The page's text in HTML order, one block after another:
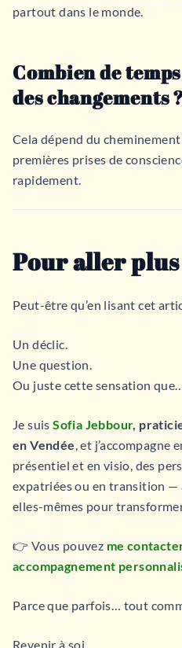
partout dans le monde.
Combien de
des changements
Cela dépend du
premières prises de
rapidement.
Pour aller
Peut-être qu’en lisant cet
Un déclic.
Une question.
Ou juste cette sensation
Je suisSofia Jebbour,
en Vendée, et j’accompagne
présentiel et en visio, des
expatriées ou en transition —
elles-mêmes pour
👉 Vous pouvez me
accompagnement
Parce que parfois… tout
Revenir à soi.